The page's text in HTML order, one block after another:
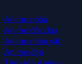
Anime ngầu
Anime độc đáo
Anime nhân vật
Anime đẹp